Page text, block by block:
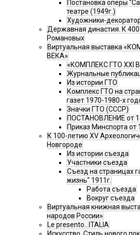
Постановка оперы
театре (1949г.)
Художники-
Державная династия. К
Романовых
Виртуальная выставка
ВЕКА»
«КОМПЛЕКС ГТО XXI
Журнальные
Из истории ГТО
Комплекс ГТО на
газет 1970-1980-х
Значки ГТО (СССР)
ПОСТАНОВЛЕНИЕ от
Приказ Минспорта от
К 100-летию XV
Новгороде
Из истории съезда
Участники съезда
Cъезд на страницах
жизнь" 1911г.
Работа съезда
Вокруг съезда
Виртуальная книжная
народов России»
Le presento...ITALIA